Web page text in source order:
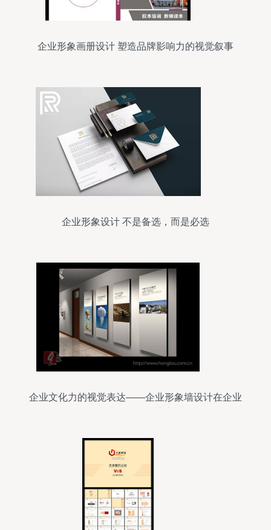
企业形象画册设计 塑造品牌影响力的视觉叙事
企业形象设计 不是备选，而是必选
企业文化力的视觉表达——企业形象墙设计在企业